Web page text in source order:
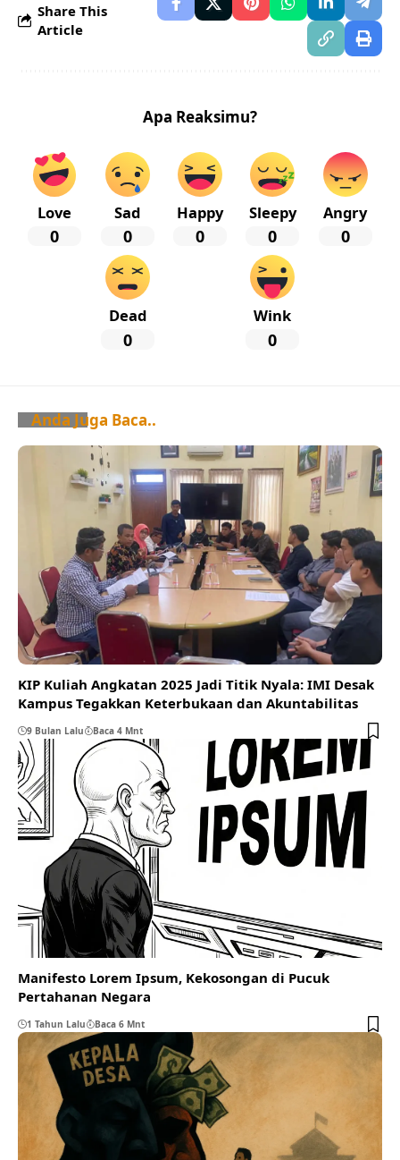
Share This
Article
Apa Reaksimu?
Love
0
Sad
0
Happy
0
Sleepy
0
Angry
0
Dead
0
Wink
0
Anda Juga Baca..
KIP Kuliah Angkatan 2025 Jadi Titik Nyala: IMI Desak
Kampus Tegakkan Keterbukaan dan Akuntabilitas
9 Bulan Lalu Baca 4 Mnt
Manifesto Lorem Ipsum, Kekosongan di Pucuk
Pertahanan Negara
1 Tahun Lalu Baca 6 Mnt